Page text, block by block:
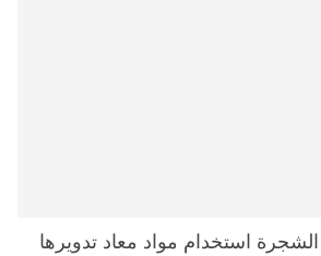
استخدام مواد معاد تدويرها